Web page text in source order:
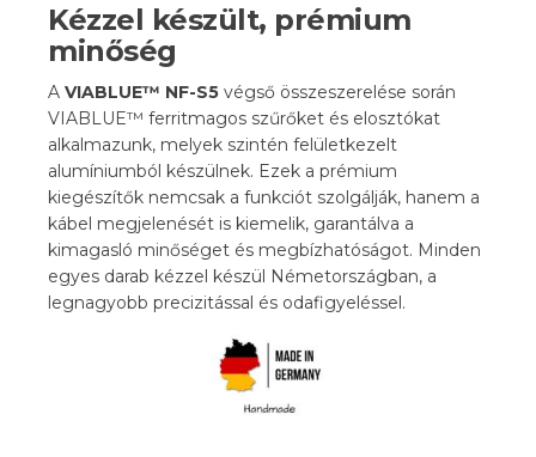
Kézzel készült, prémium
minőség
A VIABLUE™ NF-S5 végső összeszerelése során
VIABLUE™ ferritmagos szűrőket és elosztókat
alkalmazunk, melyek szintén felületkezelt
alumíniumból készülnek. Ezek a prémium
kiegészítők nemcsak a funkciót szolgálják, hanem a
kábel megjelenését is kiemelik, garantálva a
kimagasló minőséget és megbízhatóságot. Minden
egyes darab kézzel készül Németországban, a
legnagyobb precizitással és odafigyeléssel.